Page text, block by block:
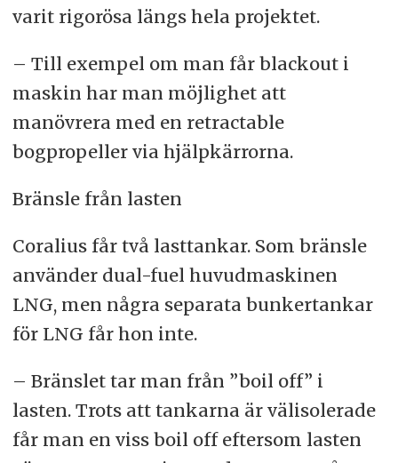
varit rigorösa längs hela projektet.
– Till exempel om man får blackout i
maskin har man möjlighet att
manövrera med en retractable
bogpropeller via hjälpkärrorna.
Bränsle från lasten
Coralius får två lasttankar. Som bränsle
använder dual-fuel huvudmaskinen
LNG, men några separata bunkertankar
för LNG får hon inte.
– Bränslet tar man från ”boil off” i
lasten. Trots att tankarna är välisolerade
får man en viss boil off eftersom lasten